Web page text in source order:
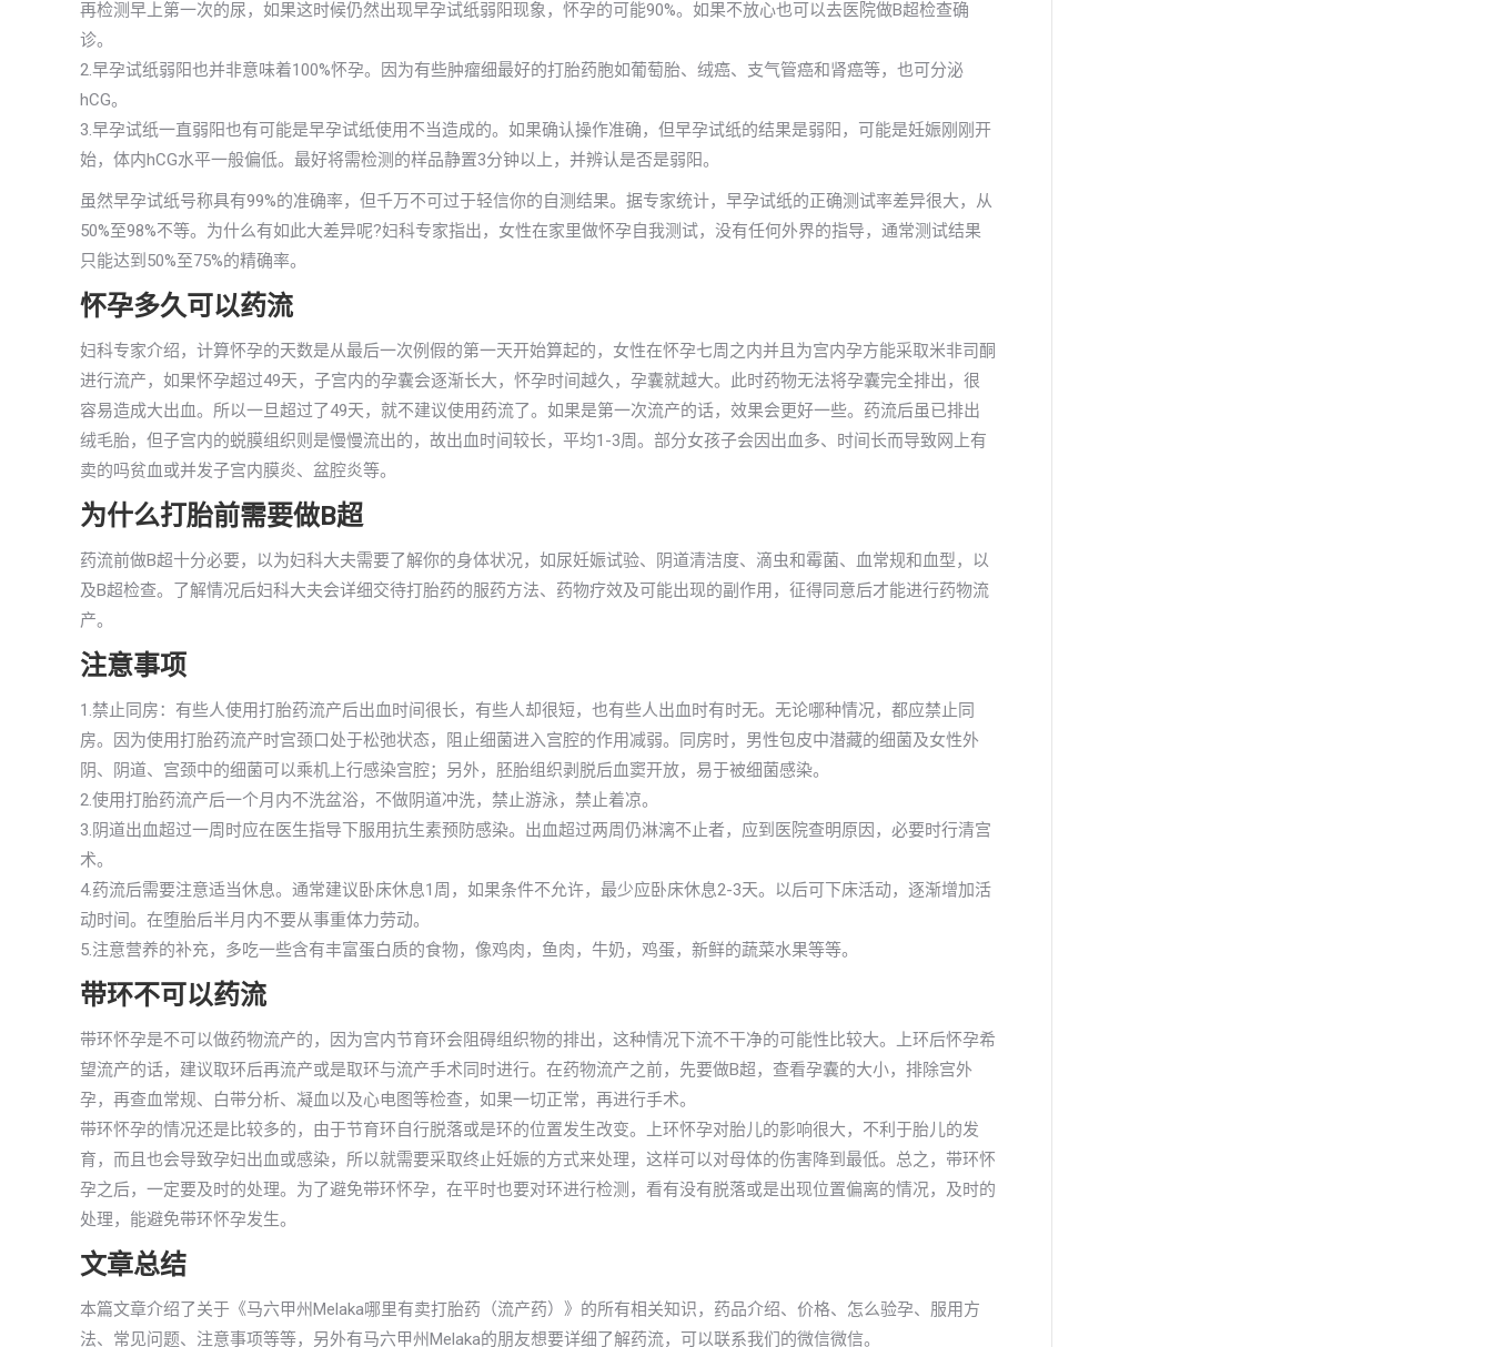
再检测早上第一次的尿，如果这时候仍然出现早孕试纸弱阳现象，怀孕的可能90%。如果不放心也可以去医院做B超检查确
诊。
2.早孕试纸弱阳也并非意味着100%怀孕。因为有些肿瘤细最好的打胎药胞如葡萄胎、绒癌、支气管癌和肾癌等，也可分泌
hCG。
3.早孕试纸一直弱阳也有可能是早孕试纸使用不当造成的。如果确认操作准确，但早孕试纸的结果是弱阳，可能是妊娠刚刚开
始，体内hCG水平一般偏低。最好将需检测的样品静置3分钟以上，并辨认是否是弱阳。
虽然早孕试纸号称具有99%的准确率，但千万不可过于轻信你的自测结果。据专家统计，早孕试纸的正确测试率差异很大，从
50%至98%不等。为什么有如此大差异呢?妇科专家指出，女性在家里做怀孕自我测试，没有任何外界的指导，通常测试结果
只能达到50%至75%的精确率。
怀孕多久可以药流
妇科专家介绍，计算怀孕的天数是从最后一次例假的第一天开始算起的，女性在怀孕七周之内并且为宫内孕方能采取米非司酮
进行流产，如果怀孕超过49天，子宫内的孕囊会逐渐长大，怀孕时间越久，孕囊就越大。此时药物无法将孕囊完全排出，很
容易造成大出血。所以一旦超过了49天，就不建议使用药流了。如果是第一次流产的话，效果会更好一些。药流后虽已排出
绒毛胎，但子宫内的蜕膜组织则是慢慢流出的，故出血时间较长，平均1-3周。部分女孩子会因出血多、时间长而导致网上有
卖的吗贫血或并发子宫内膜炎、盆腔炎等。
为什么打胎前需要做B超
药流前做B超十分必要，以为妇科大夫需要了解你的身体状况，如尿妊娠试验、阴道清洁度、滴虫和霉菌、血常规和血型，以
及B超检查。了解情况后妇科大夫会详细交待打胎药的服药方法、药物疗效及可能出现的副作用，征得同意后才能进行药物流
产。
注意事项
1.禁止同房：有些人使用打胎药流产后出血时间很长，有些人却很短，也有些人出血时有时无。无论哪种情况，都应禁止同
房。因为使用打胎药流产时宫颈口处于松弛状态，阻止细菌进入宫腔的作用减弱。同房时，男性包皮中潜藏的细菌及女性外
阴、阴道、宫颈中的细菌可以乘机上行感染宫腔；另外，胚胎组织剥脱后血窦开放，易于被细菌感染。
2.使用打胎药流产后一个月内不洗盆浴，不做阴道冲洗，禁止游泳，禁止着凉。
3.阴道出血超过一周时应在医生指导下服用抗生素预防感染。出血超过两周仍淋漓不止者，应到医院查明原因，必要时行清宫
术。
4.药流后需要注意适当休息。通常建议卧床休息1周，如果条件不允许，最少应卧床休息2-3天。以后可下床活动，逐渐增加活
动时间。在堕胎后半月内不要从事重体力劳动。
5.注意营养的补充，多吃一些含有丰富蛋白质的食物，像鸡肉，鱼肉，牛奶，鸡蛋，新鲜的蔬菜水果等等。
带环不可以药流
带环怀孕是不可以做药物流产的，因为宫内节育环会阻碍组织物的排出，这种情况下流不干净的可能性比较大。上环后怀孕希
望流产的话，建议取环后再流产或是取环与流产手术同时进行。在药物流产之前，先要做B超，查看孕囊的大小，排除宫外
孕，再查血常规、白带分析、凝血以及心电图等检查，如果一切正常，再进行手术。
带环怀孕的情况还是比较多的，由于节育环自行脱落或是环的位置发生改变。上环怀孕对胎儿的影响很大，不利于胎儿的发
育，而且也会导致孕妇出血或感染，所以就需要采取终止妊娠的方式来处理，这样可以对母体的伤害降到最低。总之，带环怀
孕之后，一定要及时的处理。为了避免带环怀孕，在平时也要对环进行检测，看有没有脱落或是出现位置偏离的情况，及时的
处理，能避免带环怀孕发生。
文章总结
本篇文章介绍了关于《马六甲州Melaka哪里有卖打胎药（流产药）》的所有相关知识，药品介绍、价格、怎么验孕、服用方
法、常见问题、注意事项等等，另外有马六甲州Melaka的朋友想要详细了解药流，可以联系我们的微信微信。